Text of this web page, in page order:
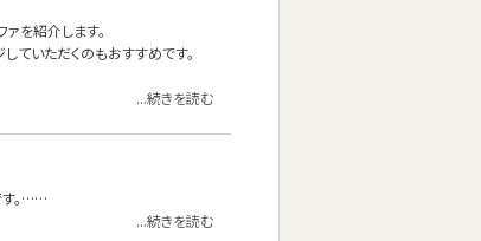
を紹介します。
ていただくのもおすすめです。
...続きを読む
す。……
...続きを読む